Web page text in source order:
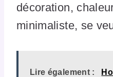
décoration,
minimaliste, se
Lire également :